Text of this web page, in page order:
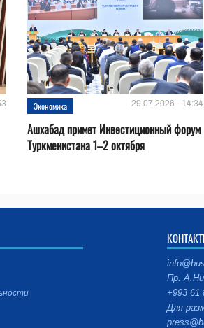
Экономика 29.07.2026 - 14:34
Ашхабад примет Инвестиционный форум
Туркменистана 1–2 октября
Пр.
+993 61
Для